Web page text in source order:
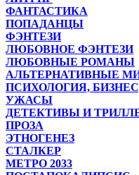
ФАНТАСТИКА
ПОПАДАНЦЫ
ФЭНТЕЗИ
ЛЮБОВНОЕ ФЭНТЕЗИ
ЛЮБОВНЫЕ РОМАНЫ
АЛЬТЕРНАТИВНЫЕ
ПСИХОЛОГИЯ,
УЖАСЫ
ДЕТЕКТИВЫ И
ПРОЗА
ЭТНОГЕНЕЗ
СТАЛКЕР
МЕТРО 2033